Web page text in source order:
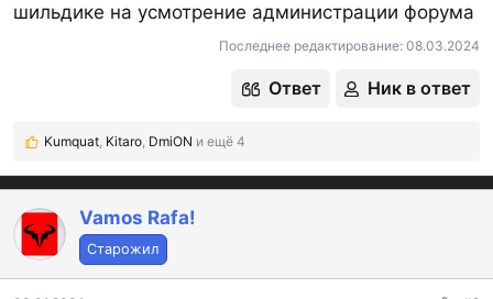
шильдике на усмотрение администрации форума
Последнее редактирование: 08.03.2024
Ответ Ник в ответ
Р
е
а
к
ц
и
и
Kumquat, Kitaro, DmiON и ещё 4
Vamos Rafa!
Старожил